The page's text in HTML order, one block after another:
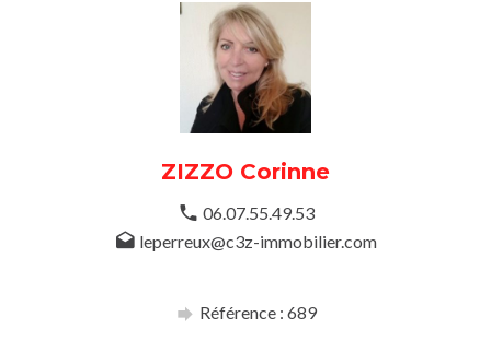
ZIZZO Corinne
06.07.55.49.53
leperreux@c3z-immobilier.com
Référence : 689